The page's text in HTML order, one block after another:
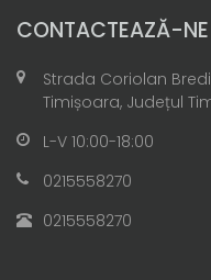
CONTACTEAZĂ-NE
Strada Coriolan
Timișoara, Județul
L-V 10:00-18:00
0215558270
0215558270